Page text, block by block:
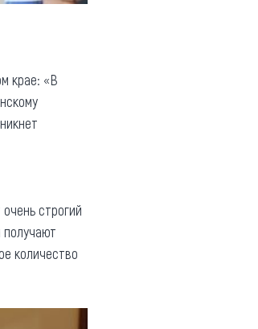
крае: «В
строгий
получают
количество